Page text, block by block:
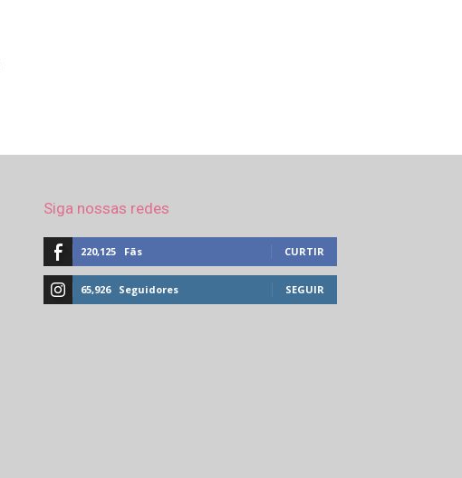
Siga nossas redes
220,125 Fãs CURTIR
65,926 Seguidores SEGUIR